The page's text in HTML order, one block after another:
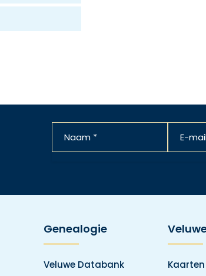
Genealogie
Veluwe Databank
Kaarten